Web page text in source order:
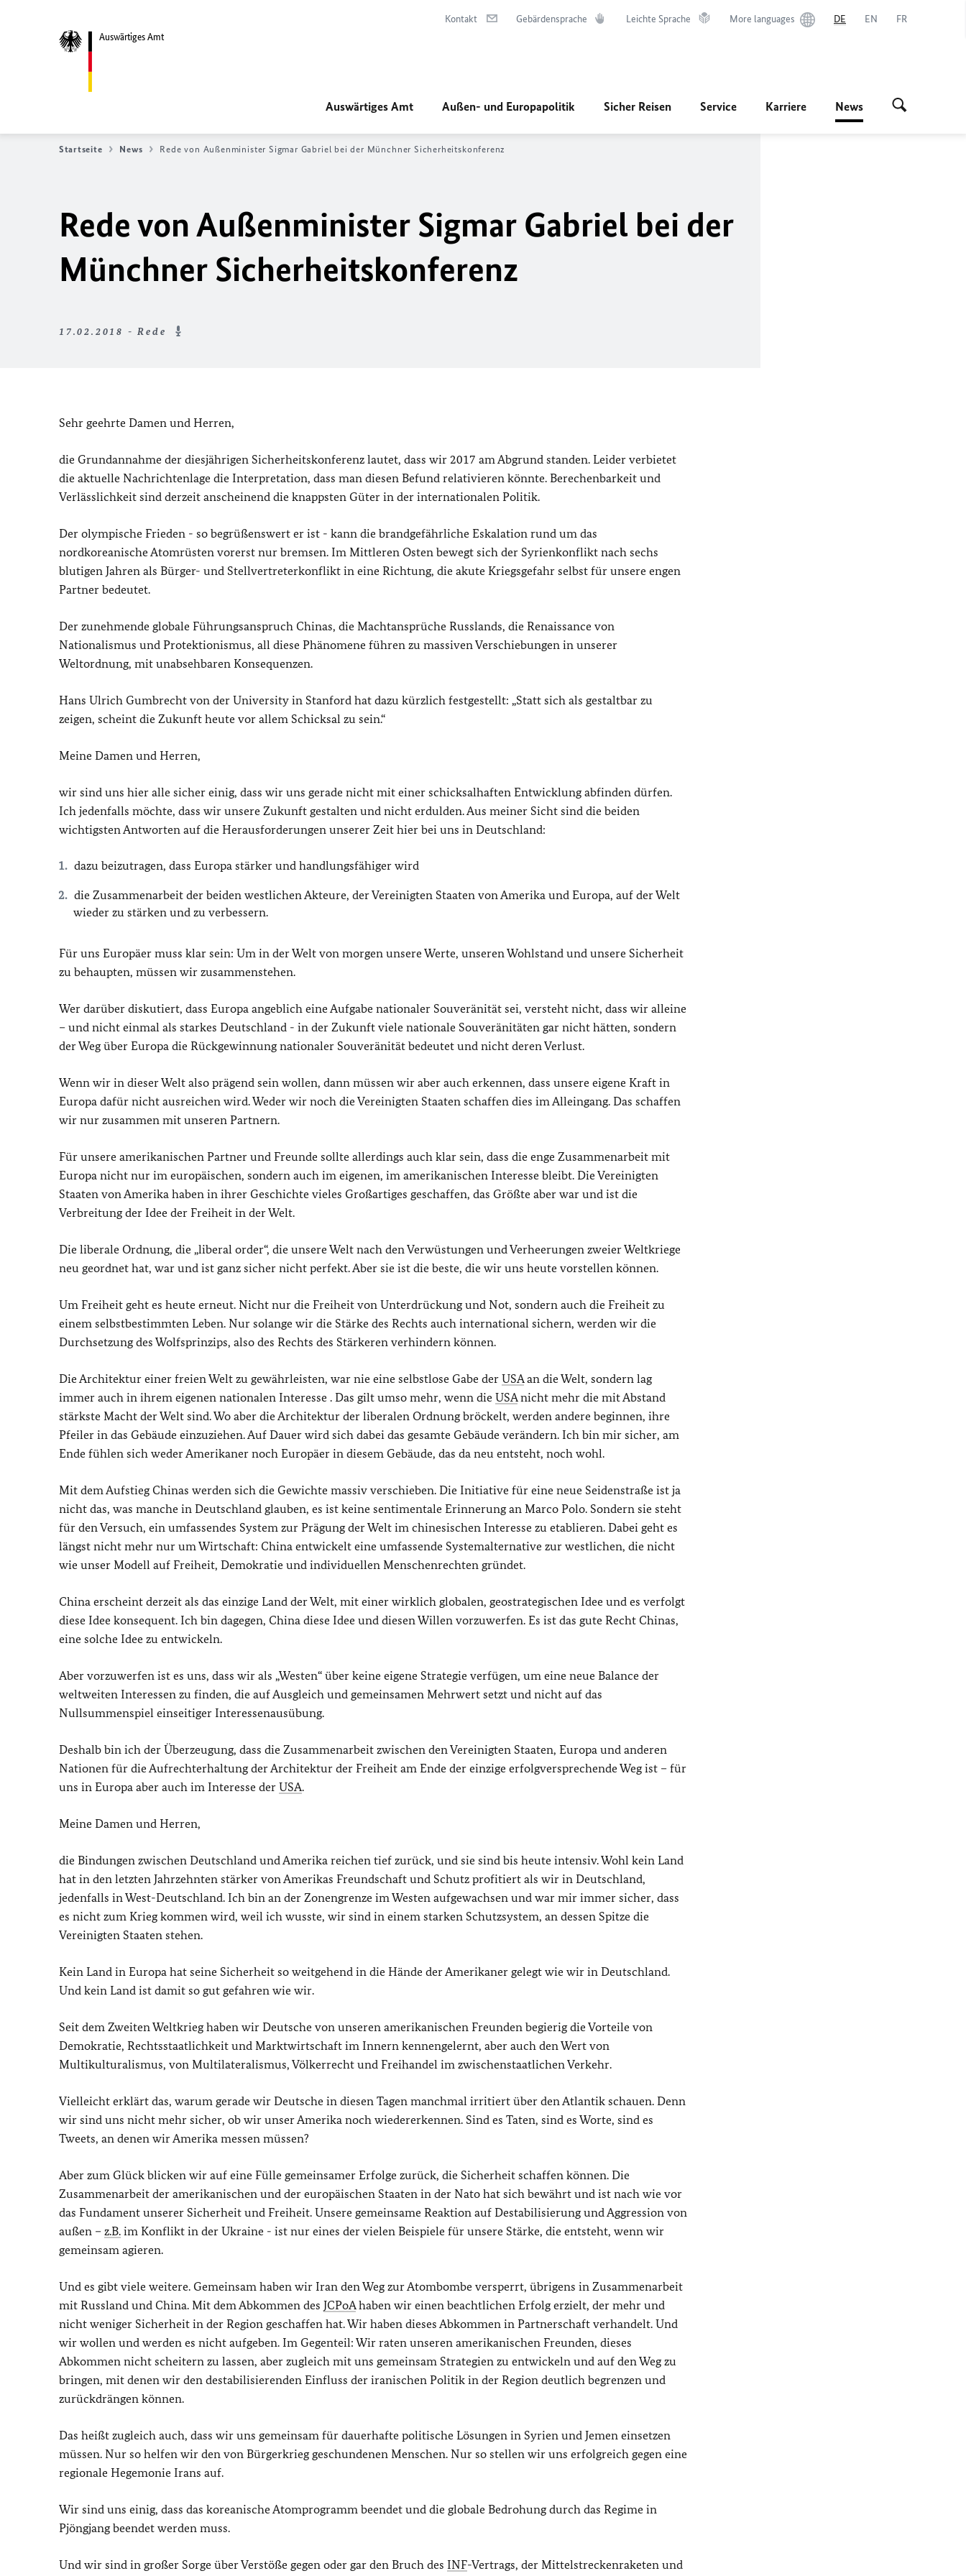
Auswärtiges Amt
Kontakt Gebärdensprache Leichte Sprache More languages DE EN FR
Auswärtiges Amt Außen- und Europapolitik Sicher Reisen Service Karriere News
Startseite News Rede von Außenminister Sigmar Gabriel bei der Münchner Sicherheitskonferenz
Rede von Außenminister Sigmar Gabriel bei der
Münchner Sicherheitskonferenz
17.02.2018 - Rede
Sehr geehrte Damen und Herren,
die Grundannahme der diesjährigen Sicherheitskonferenz lautet, dass wir 2017 am Abgrund standen. Leider verbietet
die aktuelle Nachrichtenlage die Interpretation, dass man diesen Befund relativieren könnte. Berechenbarkeit und
Verlässlichkeit sind derzeit anscheinend die knappsten Güter in der internationalen Politik.
Der olympische Frieden - so begrüßenswert er ist - kann die brandgefährliche Eskalation rund um das
nordkoreanische Atomrüsten vorerst nur bremsen. Im Mittleren Osten bewegt sich der Syrienkonflikt nach sechs
blutigen Jahren als Bürger- und Stellvertreterkonflikt in eine Richtung, die akute Kriegsgefahr selbst für unsere engen
Partner bedeutet.
Der zunehmende globale Führungsanspruch Chinas, die Machtansprüche Russlands, die Renaissance von
Nationalismus und Protektionismus, all diese Phänomene führen zu massiven Verschiebungen in unserer
Weltordnung, mit unabsehbaren Konsequenzen.
Hans Ulrich Gumbrecht von der University in Stanford hat dazu kürzlich festgestellt: „Statt sich als gestaltbar zu
zeigen, scheint die Zukunft heute vor allem Schicksal zu sein.“
Meine Damen und Herren,
wir sind uns hier alle sicher einig, dass wir uns gerade nicht mit einer schicksalhaften Entwicklung abfinden dürfen.
Ich jedenfalls möchte, dass wir unsere Zukunft gestalten und nicht erdulden. Aus meiner Sicht sind die beiden
wichtigsten Antworten auf die Herausforderungen unserer Zeit hier bei uns in Deutschland:
dazu beizutragen, dass Europa stärker und handlungsfähiger wird
die Zusammenarbeit der beiden westlichen Akteure, der Vereinigten Staaten von Amerika und Europa, auf der Welt
wieder zu stärken und zu verbessern.
Für uns Europäer muss klar sein: Um in der Welt von morgen unsere Werte, unseren Wohlstand und unsere Sicherheit
zu behaupten, müssen wir zusammenstehen.
Wer darüber diskutiert, dass Europa angeblich eine Aufgabe nationaler Souveränität sei, versteht nicht, dass wir alleine
– und nicht einmal als starkes Deutschland - in der Zukunft viele nationale Souveränitäten gar nicht hätten, sondern
der Weg über Europa die Rückgewinnung nationaler Souveränität bedeutet und nicht deren Verlust.
Wenn wir in dieser Welt also prägend sein wollen, dann müssen wir aber auch erkennen, dass unsere eigene Kraft in
Europa dafür nicht ausreichen wird. Weder wir noch die Vereinigten Staaten schaffen dies im Alleingang. Das schaffen
wir nur zusammen mit unseren Partnern.
Für unsere amerikanischen Partner und Freunde sollte allerdings auch klar sein, dass die enge Zusammenarbeit mit
Europa nicht nur im europäischen, sondern auch im eigenen, im amerikanischen Interesse bleibt. Die Vereinigten
Staaten von Amerika haben in ihrer Geschichte vieles Großartiges geschaffen, das Größte aber war und ist die
Verbreitung der Idee der Freiheit in der Welt.
Die liberale Ordnung, die „liberal order“, die unsere Welt nach den Verwüstungen und Verheerungen zweier Weltkriege
neu geordnet hat, war und ist ganz sicher nicht perfekt. Aber sie ist die beste, die wir uns heute vorstellen können.
Um Freiheit geht es heute erneut. Nicht nur die Freiheit von Unterdrückung und Not, sondern auch die Freiheit zu
einem selbstbestimmten Leben. Nur solange wir die Stärke des Rechts auch international sichern, werden wir die
Durchsetzung des Wolfsprinzips, also des Rechts des Stärkeren verhindern können.
Die Architektur einer freien Welt zu gewährleisten, war nie eine selbstlose Gabe der USAan die Welt, sondern lag
immer auch in ihrem eigenen nationalen Interesse . Das gilt umso mehr, wenn die USAnicht mehr die mit Abstand
stärkste Macht der Welt sind. Wo aber die Architektur der liberalen Ordnung bröckelt, werden andere beginnen, ihre
Pfeiler in das Gebäude einzuziehen. Auf Dauer wird sich dabei das gesamte Gebäude verändern. Ich bin mir sicher, am
Ende fühlen sich weder Amerikaner noch Europäer in diesem Gebäude, das da neu entsteht, noch wohl.
Mit dem Aufstieg Chinas werden sich die Gewichte massiv verschieben. Die Initiative für eine neue Seidenstraße ist ja
nicht das, was manche in Deutschland glauben, es ist keine sentimentale Erinnerung an Marco Polo. Sondern sie steht
für den Versuch, ein umfassendes System zur Prägung der Welt im chinesischen Interesse zu etablieren. Dabei geht es
längst nicht mehr nur um Wirtschaft: China entwickelt eine umfassende Systemalternative zur westlichen, die nicht
wie unser Modell auf Freiheit, Demokratie und individuellen Menschenrechten gründet.
China erscheint derzeit als das einzige Land der Welt, mit einer wirklich globalen, geostrategischen Idee und es verfolgt
diese Idee konsequent. Ich bin dagegen, China diese Idee und diesen Willen vorzuwerfen. Es ist das gute Recht Chinas,
eine solche Idee zu entwickeln.
Aber vorzuwerfen ist es uns, dass wir als „Westen“ über keine eigene Strategie verfügen, um eine neue Balance der
weltweiten Interessen zu finden, die auf Ausgleich und gemeinsamen Mehrwert setzt und nicht auf das
Nullsummenspiel einseitiger Interessenausübung.
Deshalb bin ich der Überzeugung, dass die Zusammenarbeit zwischen den Vereinigten Staaten, Europa und anderen
Nationen für die Aufrechterhaltung der Architektur der Freiheit am Ende der einzige erfolgversprechende Weg ist – für
uns in Europa aber auch im Interesse der USA.
Meine Damen und Herren,
die Bindungen zwischen Deutschland und Amerika reichen tief zurück, und sie sind bis heute intensiv. Wohl kein Land
hat in den letzten Jahrzehnten stärker von Amerikas Freundschaft und Schutz profitiert als wir in Deutschland,
jedenfalls in West-Deutschland. Ich bin an der Zonengrenze im Westen aufgewachsen und war mir immer sicher, dass
es nicht zum Krieg kommen wird, weil ich wusste, wir sind in einem starken Schutzsystem, an dessen Spitze die
Vereinigten Staaten stehen.
Kein Land in Europa hat seine Sicherheit so weitgehend in die Hände der Amerikaner gelegt wie wir in Deutschland.
Und kein Land ist damit so gut gefahren wie wir.
Seit dem Zweiten Weltkrieg haben wir Deutsche von unseren amerikanischen Freunden begierig die Vorteile von
Demokratie, Rechtsstaatlichkeit und Marktwirtschaft im Innern kennengelernt, aber auch den Wert von
Multikulturalismus, von Multilateralismus, Völkerrecht und Freihandel im zwischenstaatlichen Verkehr.
Vielleicht erklärt das, warum gerade wir Deutsche in diesen Tagen manchmal irritiert über den Atlantik schauen. Denn
wir sind uns nicht mehr sicher, ob wir unser Amerika noch wiedererkennen. Sind es Taten, sind es Worte, sind es
Tweets, an denen wir Amerika messen müssen?
Aber zum Glück blicken wir auf eine Fülle gemeinsamer Erfolge zurück, die Sicherheit schaffen können. Die
Zusammenarbeit der amerikanischen und der europäischen Staaten in der Nato hat sich bewährt und ist nach wie vor
das Fundament unserer Sicherheit und Freiheit. Unsere gemeinsame Reaktion auf Destabilisierung und Aggression von
außen – z.B. im Konflikt in der Ukraine - ist nur eines der vielen Beispiele für unsere Stärke, die entsteht, wenn wir
gemeinsam agieren.
Und es gibt viele weitere. Gemeinsam haben wir Iran den Weg zur Atombombe versperrt, übrigens in Zusammenarbeit
mit Russland und China. Mit dem Abkommen des JCPoAhaben wir einen beachtlichen Erfolg erzielt, der mehr und
nicht weniger Sicherheit in der Region geschaffen hat. Wir haben dieses Abkommen in Partnerschaft verhandelt. Und
wir wollen und werden es nicht aufgeben. Im Gegenteil: Wir raten unseren amerikanischen Freunden, dieses
Abkommen nicht scheitern zu lassen, aber zugleich mit uns gemeinsam Strategien zu entwickeln und auf den Weg zu
bringen, mit denen wir den destabilisierenden Einfluss der iranischen Politik in der Region deutlich begrenzen und
zurückdrängen können.
Das heißt zugleich auch, dass wir uns gemeinsam für dauerhafte politische Lösungen in Syrien und Jemen einsetzen
müssen. Nur so helfen wir den von Bürgerkrieg geschundenen Menschen. Nur so stellen wir uns erfolgreich gegen eine
regionale Hegemonie Irans auf.
Wir sind uns einig, dass das koreanische Atomprogramm beendet und die globale Bedrohung durch das Regime in
Pjöngjang beendet werden muss.
Und wir sind in großer Sorge über Verstöße gegen oder gar den Bruch des INF-Vertrags, der Mittelstreckenraketen und